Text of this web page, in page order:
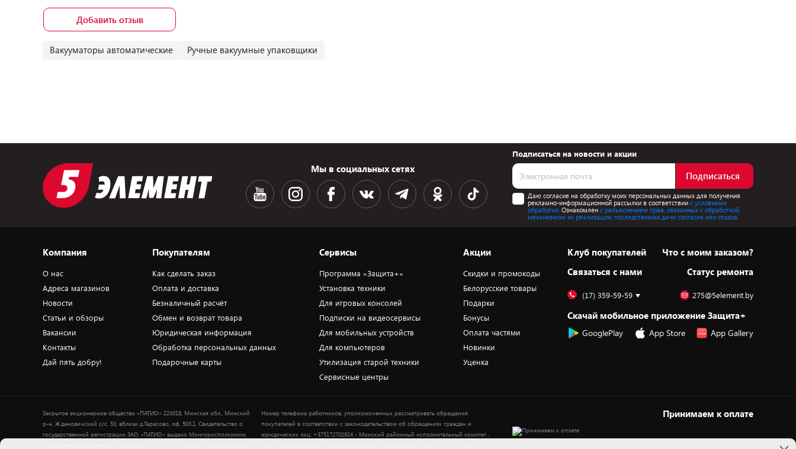
Добавить отзыв
Вакууматоры автоматические Ручные вакуумные упаковщики
Мы в социальных сетях
Подписаться на новости и акции
Подписаться
Даю согласие на обработку моих персональных данных для получения
рекламно-информационной рассылки в соответствиис условиями
обработки. Ознакомлен с разъяснением прав, связанных с обработкой,
механизмом их реализации, последствиями дачи согласия или отказа.
Компания
О нас
Адреса магазинов
Новости
Статьи и обзоры
Вакансии
Контакты
Дай пять добру!
Покупателям
Как сделать заказ
Оплата и доставка
Безналичный расчёт
Обмен и возврат товара
Юридическая информация
Обработка персональных данных
Подарочные карты
Сервисы
Программа «Защита+»
Установка техники
Для игровых консолей
Подписки на видеосервисы
Для мобильных устройств
Для компьютеров
Утилизация старой техники
Сервисные центры
Акции
Скидки и промокоды
Белорусские товары
Подарки
Бонусы
Оплата частями
Новинки
Уценка
Клуб покупателей
Cвязаться с нами
Что с моим заказом?
Статус ремонта
(17) 359-59-59 275@5element.by
Скачай мобильное приложение Защита+
GooglePlay App Store App Gallery
Закрытое акционерное общество «ПАТИО» 223018, Минская обл., Минский
р-н, Ждановичский с/с, 53, вблизи д.Тарасово, оф. 503.1. Свидетельство о
государственной регистрации ЗАО «ПАТИО» выдано Мингорисполкомом
Номер телефона работников, уполномоченных рассматривать обращения
покупателей в соответствии с законодательством об обращениях граждан и
юридических лиц: +375172702914 - Минский районный исполнительный комитет ,
Принимаем к оплате